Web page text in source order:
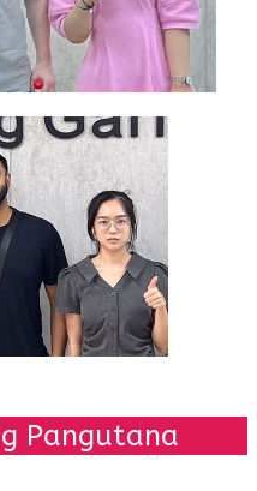
Pangutana